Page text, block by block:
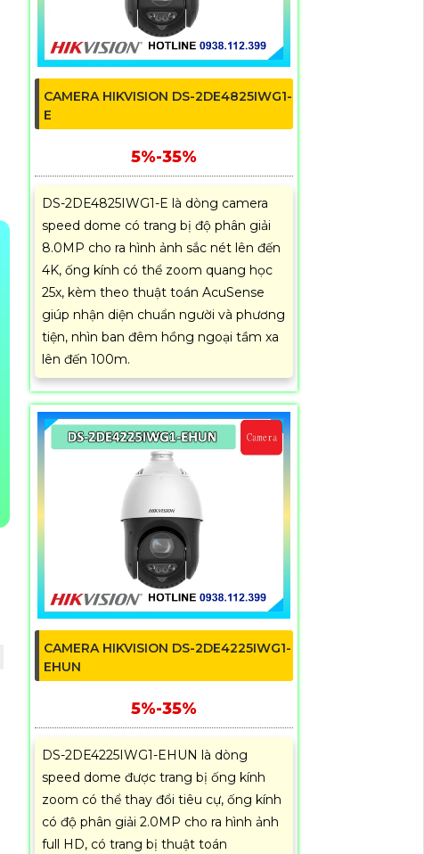
CAMERA HIKVISION DS-2DE4825IWG1-
E
5%-35%
DS-2DE4825IWG1-E là dòng camera
speed dome có trang bị độ phân giải
8.0MP cho ra hình ảnh sắc nét lên đến
4K, ống kính có thể zoom quang học
25x, kèm theo thuật toán AcuSense
giúp nhận diện chuẩn người và phương
tiện, nhìn ban đêm hồng ngoại tầm xa
lên đến 100m.
CAMERA HIKVISION DS-2DE4225IWG1-
EHUN
5%-35%
DS-2DE4225IWG1-EHUN là dòng
speed dome được trang bị ống kính
zoom có thể thay đổi tiêu cự, ống kính
có độ phân giải 2.0MP cho ra hình ảnh
full HD, có trang bị thuật toán